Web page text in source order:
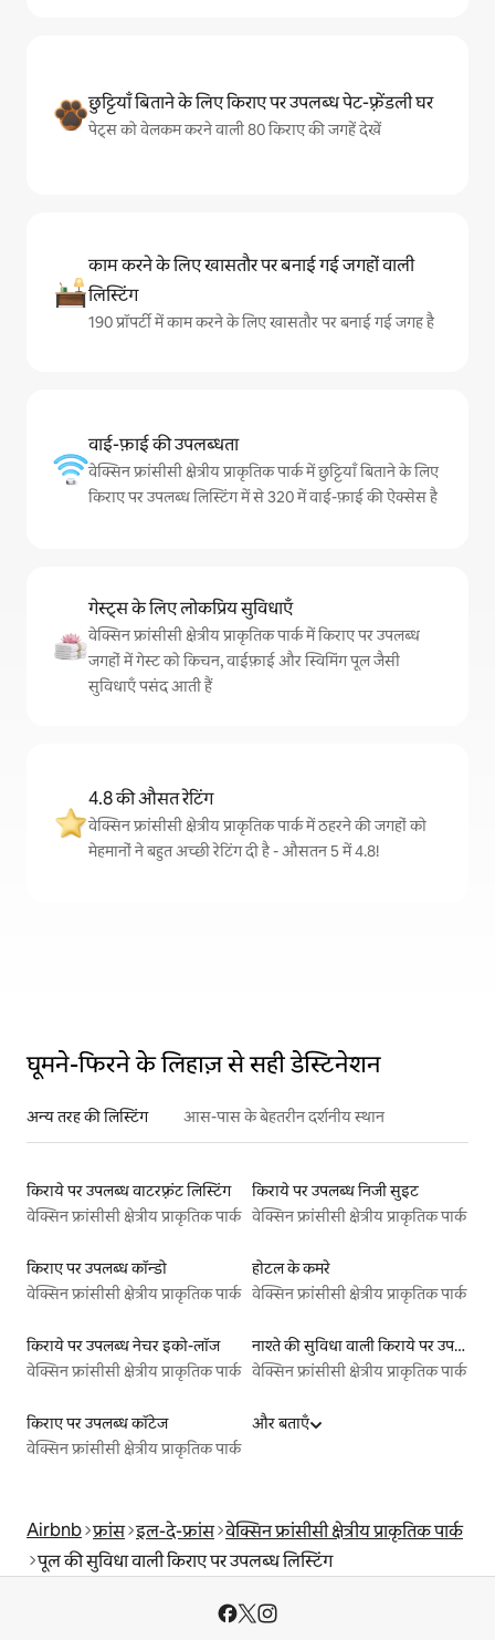
छुट्टियाँ बिताने के लिए किराए पर उपलब्ध पेट-फ़्रेंडली घर
पेट्स को वेलकम करने वाली 80 किराए की जगहें देखें
काम करने के लिए खासतौर पर बनाई गई जगहों वाली
लिस्टिंग
190 प्रॉपर्टी में काम करने के लिए खासतौर पर बनाई गई जगह है
वाई-फ़ाई की उपलब्धता
वेक्सिन फ्रांसीसी क्षेत्रीय प्राकृतिक पार्क में छुट्टियाँ बिताने के लिए
किराए पर उपलब्ध लिस्टिंग में से 320 में वाई-फ़ाई की ऐक्सेस है
गेस्ट्स के लिए लोकप्रिय सुविधाएँ
वेक्सिन फ्रांसीसी क्षेत्रीय प्राकृतिक पार्क में किराए पर उपलब्ध
जगहों में गेस्ट को किचन, वाईफ़ाई और स्विमिंग पूल जैसी
सुविधाएँ पसंद आती हैं
4.8 की औसत रेटिंग
वेक्सिन फ्रांसीसी क्षेत्रीय प्राकृतिक पार्क में ठहरने की जगहों को
मेहमानों ने बहुत अच्छी रेटिंग दी है - औसतन 5 में 4.8!
घूमने-फिरने के लिहाज़ से सही डेस्टिनेशन
अन्य तरह की लिस्टिंग आस-पास के बेहतरीन दर्शनीय स्थान
किराये पर उपलब्ध वाटरफ़्रंट लिस्टिंग
वेक्सिन फ्रांसीसी क्षेत्रीय प्राकृतिक पार्क
किराये पर उपलब्ध निजी सुइट
वेक्सिन फ्रांसीसी क्षेत्रीय प्राकृतिक पार्क
किराए पर उपलब्ध कॉन्डो
वेक्सिन फ्रांसीसी क्षेत्रीय प्राकृतिक पार्क
होटल के कमरे
वेक्सिन फ्रांसीसी क्षेत्रीय प्राकृतिक पार्क
किराये पर उपलब्ध नेचर इको-लॉज
वेक्सिन फ्रांसीसी क्षेत्रीय प्राकृतिक पार्क
नाश्ते की सुविधा वाली किराये पर उपलब्ध लिस्टिंग
वेक्सिन फ्रांसीसी क्षेत्रीय प्राकृतिक पार्क
किराए पर उपलब्ध कॉटेज
वेक्सिन फ्रांसीसी क्षेत्रीय प्राकृतिक पार्क
और बताएँ
Airbnb फ्रांस इल-दे-फ्रांस वेक्सिन फ्रांसीसी क्षेत्रीय प्राकृतिक पार्क
पूल की सुविधा वाली किराए पर उपलब्ध लिस्टिंग